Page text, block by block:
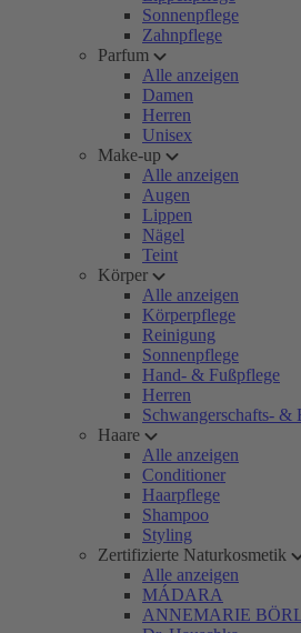
Sonnenpflege
Zahnpflege
Parfum
Alle anzeigen
Damen
Herren
Unisex
Make-up
Alle anzeigen
Augen
Lippen
Nägel
Teint
Körper
Alle anzeigen
Körperpflege
Reinigung
Sonnenpflege
Hand- & Fußpflege
Herren
Schwangerschafts- &
Haare
Alle anzeigen
Conditioner
Haarpflege
Shampoo
Styling
Zertifizierte Naturkosmetik
Alle anzeigen
MÁDARA
ANNEMARIE